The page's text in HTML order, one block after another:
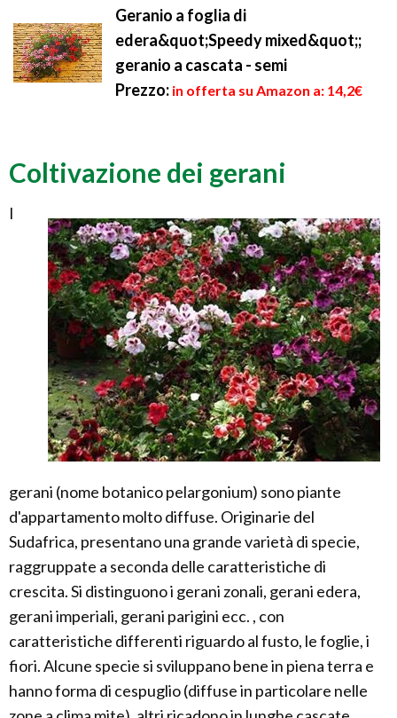
Geranio a foglia di
edera&quot;Speedy mixed&quot;;
geranio a cascata - semi
Prezzo: in offerta su Amazon a: 14,2€
Coltivazione dei gerani
I
gerani (nome botanico pelargonium) sono piante
d'appartamento molto diffuse. Originarie del
Sudafrica, presentano una grande varietà di specie,
raggruppate a seconda delle caratteristiche di
crescita. Si distinguono i gerani zonali, gerani edera,
gerani imperiali, gerani parigini ecc. , con
caratteristiche differenti riguardo al fusto, le foglie, i
fiori. Alcune specie si sviluppano bene in piena terra e
hanno forma di cespuglio (diffuse in particolare nelle